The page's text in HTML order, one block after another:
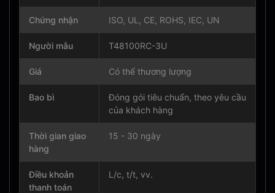
Chứng nhận ISO, UL, CE, ROHS, IEC, UN
Người mẫu T48100RC-3U
Giá Có thể thương lượng
Bao bì
Đóng gói tiêu chuẩn, theo yêu cầu
của khách hàng
Thời gian giao
hàng
15 - 30 ngày
Điều khoản
thanh toán
L/c, t/t, vv.